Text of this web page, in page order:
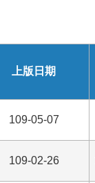
上版日期
109-05-07
109-02-26